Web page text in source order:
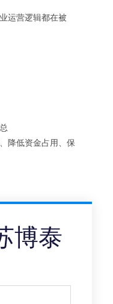
运营逻辑都在被
降低资金占用、保
博泰